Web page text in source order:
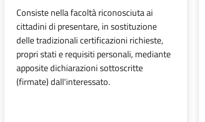
Consiste nella facoltà riconosciuta ai
cittadini di presentare, in sostituzione
delle tradizionali certificazioni richieste,
propri stati e requisiti personali, mediante
apposite dichiarazioni sottoscritte
(firmate) dall'interessato.